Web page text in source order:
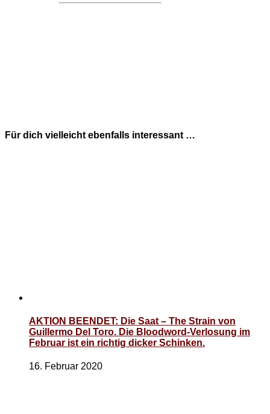
Für dich vielleicht ebenfalls interessant …
AKTION BEENDET: Die Saat – The Strain von
Guillermo Del Toro. Die Bloodword-Verlosung im
Februar ist ein richtig dicker Schinken.
16. Februar 2020